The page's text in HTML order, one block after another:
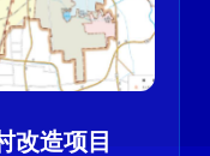
改造项目